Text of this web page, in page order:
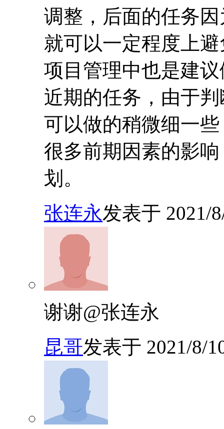
调整，后面的任务
就可以一定程度上
项目管理中也是建
近期的任务，由于
可以做的稍微细一
很多前期因素的影
划。
张连永发表于 2021/
谢谢@张连永
昆哥发表于 2021/8/